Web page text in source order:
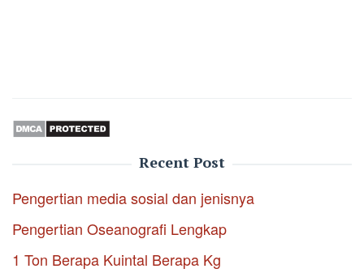
Recent Post
Pengertian media sosial dan jenisnya
Pengertian Oseanografi Lengkap
1 Ton Berapa Kuintal Berapa Kg